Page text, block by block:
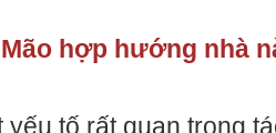
hợp hướng nhà
tố rất quan trọng